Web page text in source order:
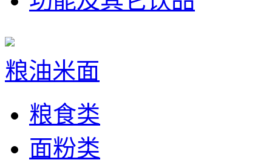
粮油米面
粮食类
面粉类